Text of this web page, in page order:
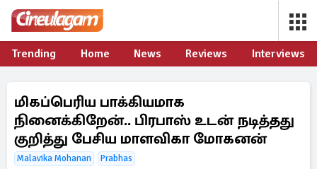
Trending Home News Reviews Interviews
மிகப்பெரிய பாக்கியமாக
நினைக்கிறேன்.. பிரபாஸ் உடன் நடித்தது
குறித்து பேசிய மாளவிகா மோகனன்
Malavika Mohanan
Prabhas